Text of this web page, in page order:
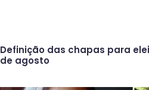
Definição das chapas para
de agosto